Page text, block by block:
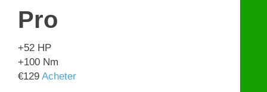
Pro
+52 HP
+100 Nm
€129 Acheter